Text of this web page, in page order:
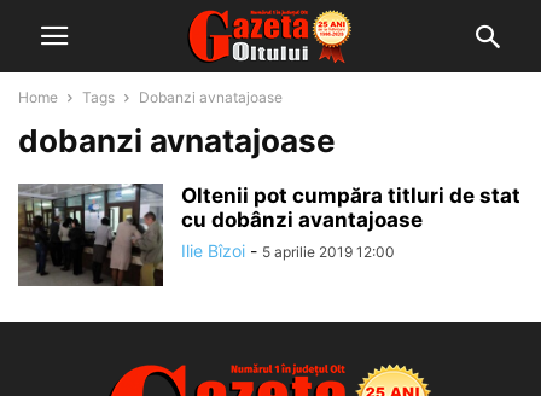
Home Tags Dobanzi avnatajoase
dobanzi avnatajoase
Oltenii pot cumpăra titluri de stat
cu dobânzi avantajoase
Ilie Bîzoi - 5 aprilie 2019 12:00